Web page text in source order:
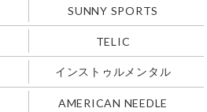
SUNNY SPORTS
TELIC
インストゥルメンタル
AMERICAN NEEDLE